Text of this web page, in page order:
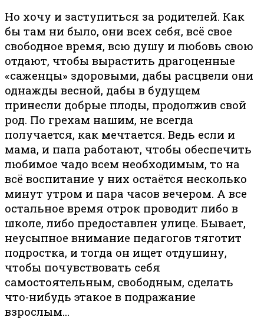
Но хочу и заступиться за родителей. Как
бы там ни было, они всех себя, всё свое
свободное время, всю душу и любовь свою
отдают, чтобы вырастить драгоценные
«саженцы» здоровыми, дабы расцвели они
однажды весной, дабы в будущем
принесли добрые плоды, продолжив свой
род. По грехам нашим, не всегда
получается, как мечтается. Ведь если и
мама, и папа работают, чтобы обеспечить
любимое чадо всем необходимым, то на
всё воспитание у них остаётся несколько
минут утром и пара часов вечером. А все
остальное время отрок проводит либо в
школе, либо предоставлен улице. Бывает,
неусыпное внимание педагогов тяготит
подростка, и тогда он ищет отдушину,
чтобы почувствовать себя
самостоятельным, свободным, сделать
что-нибудь этакое в подражание
взрослым…